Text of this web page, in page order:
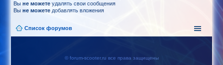
Выне можете удалять свои сообщения
Выне можете добавлять вложения
Список форумов
© forum-scooter.ru все права защищены